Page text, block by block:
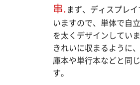
串.まず、ディスプレ
いますので、単体で自
を太くデザインしてい
きれいに収まるように
庫本や単行本などと同
す。